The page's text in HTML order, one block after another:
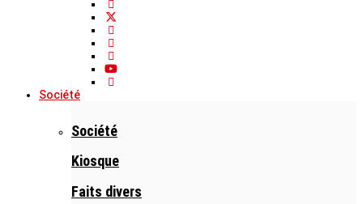
Société
Société
Kiosque
Faits divers